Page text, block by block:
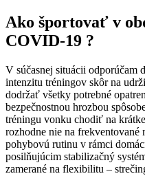
Ako športovať v
COVID-19 ?
V súčasnej situácii odporúčam
intenzitu tréningov skôr na
dodržať všetky potrebné
bezpečnostnou hrozbou
tréningu vonku chodiť na
rozhodne nie na
pohybovú rutinu v rámci
posilňujúcim stabilizačný
zamerané na flexibilitu –